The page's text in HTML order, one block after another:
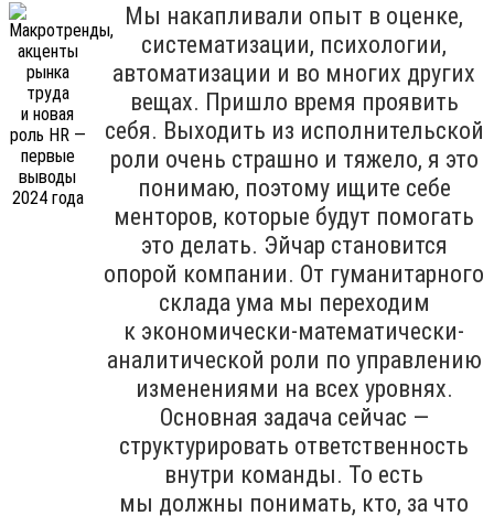
Мы накапливали опыт в оценке,
систематизации, психологии,
автоматизации и во многих других
вещах. Пришло время проявить
себя. Выходить из исполнительской
роли очень страшно и тяжело, я это
понимаю, поэтому ищите себе
менторов, которые будут помогать
это делать. Эйчар становится
опорой компании. От гуманитарного
склада ума мы переходим
к экономически-математически-
аналитической роли по управлению
изменениями на всех уровнях.
Основная задача сейчас —
структурировать ответственность
внутри команды. То есть
мы должны понимать, кто, за что